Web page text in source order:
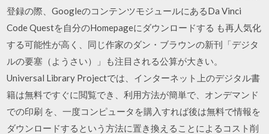
登録の際、GoogleのコンテンツモジュールにあるDa Vinci
Code Questを自分のHomepageにダウンロードする も再人気化
する可能性が高く、同じ作家のダン・ブラウンの新刊「デジタ
ルの要塞（ようさい）」も注目される公算が大きい。
Universal Library Projectでは、インターネット上のデジタル書
籍は無料ですぐに閲覧でき、利用方法が簡単で、オンデマンド
での印刷 を、一度コンピュータを購入すれば後は無料で情報を
ダウンロードするという方法に置き換えることによるコスト削